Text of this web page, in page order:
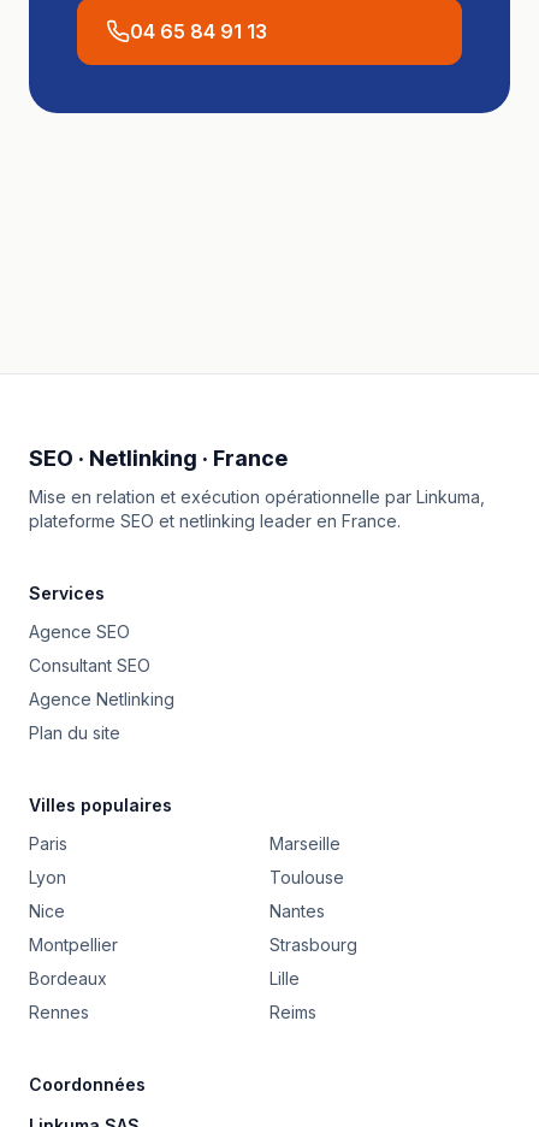
04 65 84 91 13
SEO · Netlinking · France
Mise en relation et exécution opérationnelle par Linkuma
plateforme SEO et netlinking leader en France.
Services
Agence SEO
Consultant SEO
Agence Netlinking
Plan du site
Villes populaires
Paris
Marseille
Lyon
Toulouse
Nice
Nantes
Montpellier
Strasbourg
Bordeaux
Lille
Rennes
Reims
Coordonnées